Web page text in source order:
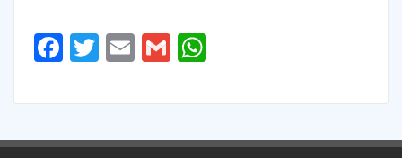
Facebook
Twitter
Email
GmailWhatsApp